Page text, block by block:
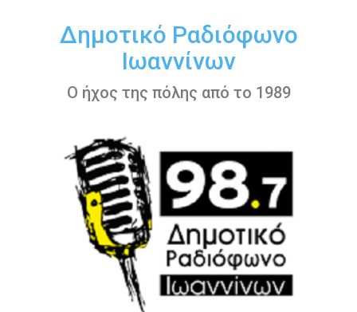
περιεχόμενοΔημοτικό Ραδιόφωνο
Ιωαννίνων
Ο ήχος της πόλης από το 1989